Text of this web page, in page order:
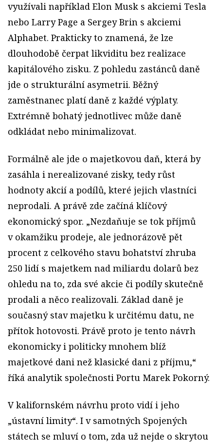
využívali například Elon Musk s akciemi Tesla
nebo Larry Page a Sergey Brin s akciemi
Alphabet. Prakticky to znamená, že lze
dlouhodobě čerpat likviditu bez realizace
kapitálového zisku. Z pohledu zastánců daně
jde o strukturální asymetrii. Běžný
zaměstnanec platí daně z každé výplaty.
Extrémně bohatý jednotlivec může daně
odkládat nebo minimalizovat.
Formálně ale jde o majetkovou daň, která by
zasáhla i nerealizované zisky, tedy růst
hodnoty akcií a podílů, které jejich vlastníci
neprodali. A právě zde začíná klíčový
ekonomický spor. „Nezdaňuje se tok příjmů
v okamžiku prodeje, ale jednorázově pět
procent z celkového stavu bohatství zhruba
250 lidí s majetkem nad miliardu dolarů bez
ohledu na to, zda své akcie či podíly skutečně
prodali a něco realizovali. Základ daně je
současný stav majetku k určitému datu, ne
přítok hotovosti. Právě proto je tento návrh
ekonomicky i politicky mnohem blíž
majetkové dani než klasické dani z příjmu,“
říká analytik společnosti Portu Marek Pokorný.
V kalifornském návrhu proto vidí i jeho
„ústavní limity“. I v samotných Spojených
státech se mluví o tom, zda už nejde o skrytou